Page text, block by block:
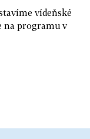
vídeňské
na programu v